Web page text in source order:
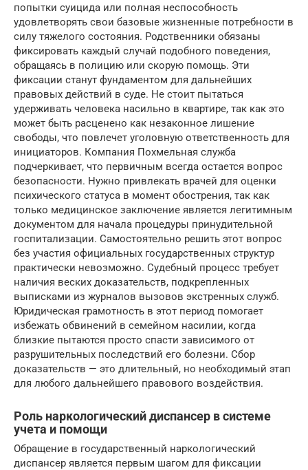
попытки суицида или полная неспособность
удовлетворять свои базовые жизненные потребности в
силу тяжелого состояния. Родственники обязаны
фиксировать каждый случай подобного поведения,
обращаясь в полицию или скорую помощь. Эти
фиксации станут фундаментом для дальнейших
правовых действий в суде. Не стоит пытаться
удерживать человека насильно в квартире, так как это
может быть расценено как незаконное лишение
свободы, что повлечет уголовную ответственность для
инициаторов. Компания Похмельная служба
подчеркивает, что первичным всегда остается вопрос
безопасности. Нужно привлекать врачей для оценки
психического статуса в момент обострения, так как
только медицинское заключение является легитимным
документом для начала процедуры принудительной
госпитализации. Самостоятельно решить этот вопрос
без участия официальных государственных структур
практически невозможно. Судебный процесс требует
наличия веских доказательств, подкрепленных
выписками из журналов вызовов экстренных служб.
Юридическая грамотность в этот период помогает
избежать обвинений в семейном насилии, когда
близкие пытаются просто спасти зависимого от
разрушительных последствий его болезни. Сбор
доказательств — это длительный, но необходимый этап
для любого дальнейшего правового воздействия.
Роль наркологический диспансер в системе
учета и помощи
Обращение в государственный наркологический
диспансер является первым шагом для фиксации